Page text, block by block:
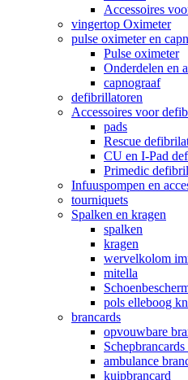
Accessoires
vingertop Oximeter
pulse oximeter en
Pulse oximeter
Onderdelen en
capnograaf
defibrillatoren
Accessoires voor
pads
Rescue
CU en I-Pad
Primedic
Infuuspompen en
tourniquets
Spalken en kragen
spalken
kragen
wervelkolom
mitella
pols elleboog
brancards
opvouwbare
ambulance
kuipbrancard